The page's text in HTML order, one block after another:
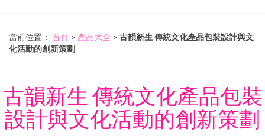
當前位置： 首頁 > 產品大全 > 古韻新生 傳統文化產品包裝設計與文
化活動的創新策劃
古韻新生 傳統文化產品包裝
設計與文化活動的創新策劃